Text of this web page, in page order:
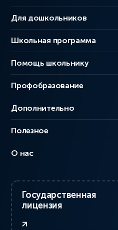
Для дошкольников
Школьная программа
Помощь школьнику
Профобразование
Дополнительно
Полезное
О нас
Государственная
лицензия